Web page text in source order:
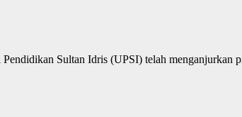
Sultan Idris (UPSI) telah menganjurkan